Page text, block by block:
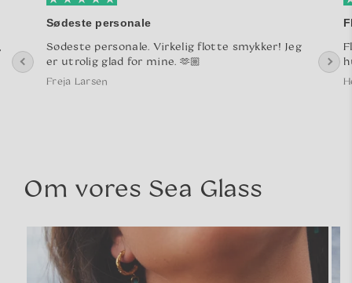
Sødeste personale
Sødeste personale. Virkelig flotte smykker! Jeg
er utrolig glad for mine. 🫶🏼
Freja Larsen
Om vores Sea Glass